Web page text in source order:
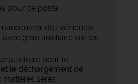
pour ce poste :
des véhicules
grue auxiliaire sur les
auxiliaire pour le
le déchargement de
matières 1ères